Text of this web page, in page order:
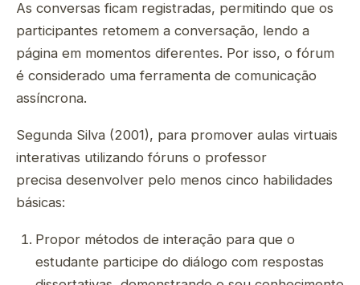
As conversas ficam registradas, permitindo que os
participantes retomem a conversação, lendo a
página em momentos diferentes. Por isso, o fórum
é considerado uma ferramenta de comunicação
assíncrona.
Segunda Silva (2001), para promover aulas virtuais
interativas utilizando fóruns o professor
precisa desenvolver pelo menos cinco habilidades
básicas:
Propor métodos de interação para que o
estudante participe do diálogo com respostas